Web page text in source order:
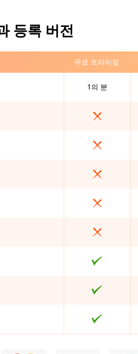
등록 버전
무료 트라이얼
1의 분